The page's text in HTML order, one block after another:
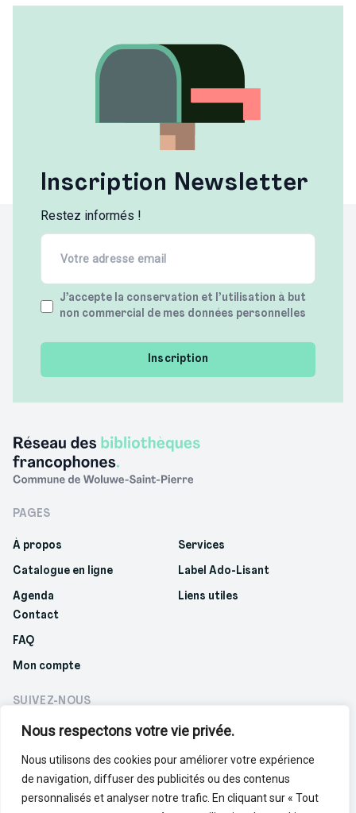
Nous respectons votre vie privée.
Nous utilisons des cookies pour améliorer votre expérience
de navigation, diffuser des publicités ou des contenus
personnalisés et analyser notre trafic. En cliquant sur « Tout
Inscription Newsletter
Restez informés !
Email
(Required)
Terms
(Required)
J’accepte la conservation et l’utilisation à but
non commercial de mes données personnelles
PAGES
À propos
Catalogue en ligne
Agenda
Services
Label Ado-Lisant
Liens utiles
Contact
FAQ
Mon compte
SUIVEZ-NOUS
Politique de confidentialité